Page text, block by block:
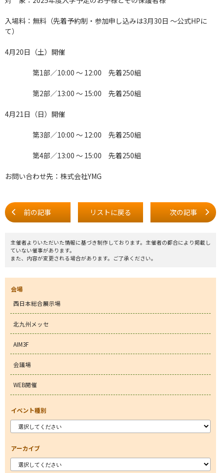
入場料：無料（先着予約制・参加申し込みは3月30日 ～公式HPに
て）
4月20日（土）開催
第1部／10:00 ～ 12:00 先着250組
第2部／13:00 ～ 15:00 先着250組
4月21日（日）開催
第3部／10:00 ～ 12:00 先着250組
第4部／13:00 ～ 15:00 先着250組
お問い合わせ先：株式会社YMG
前の記事 リストに戻る 次の記事
主催者よりいただいた情報に基づき制作しております。主催者の都合により掲載し
ていない催事があります。
また、内容が変更される場合があります。ご了承ください。
会場
西日本総合展示場
北九州メッセ
AIM3F
会議場
WEB開催
イベント種別
アーカイブ